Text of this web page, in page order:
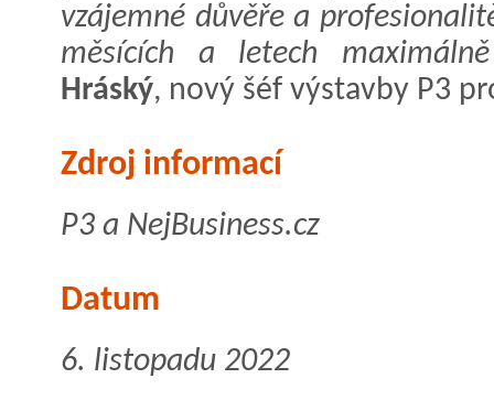
vzájemné důvěře a
měsících a letech
Hráský, nový šéf výstavby P3
Zdroj informací
P3 a NejBusiness.cz
Datum
6. listopadu 2022